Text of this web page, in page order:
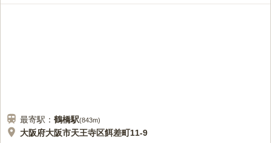
最寄駅： 鶴橋駅(843m)
大阪府大阪市天王寺区餌差町11-9